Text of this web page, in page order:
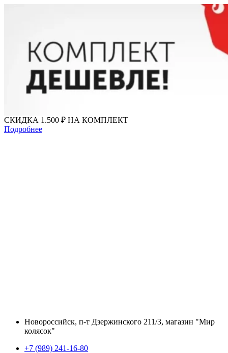
СКИДКА 1.500 ₽ НА КОМПЛЕКТ
Подробнее
Новороссийск, п-т Дзержинского 211/3, магазин "Мир
колясок"
+7 (989) 241-16-80